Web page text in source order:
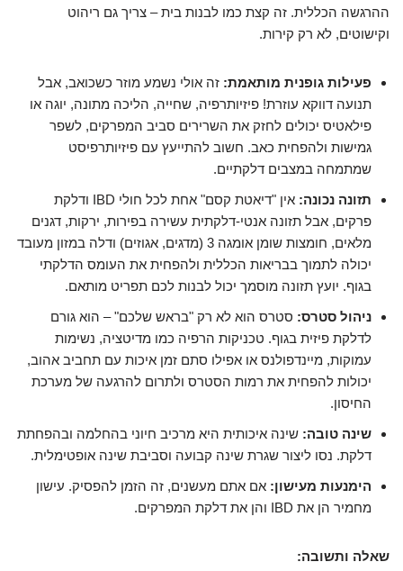
ההרגשה הכללית. זה קצת כמו לבנות בית – צריך גם ריהוט
וקישוטים, לא רק קירות.
פעילות גופנית מותאמת: זה אולי נשמע מוזר כשכואב, אבל
תנועה דווקא עוזרת! פיזיותרפיה, שחייה, הליכה מתונה, יוגה או
פילאטיס יכולים לחזק את השרירים סביב המפרקים, לשפר
גמישות ולהפחית כאב. חשוב להתייעץ עם פיזיותרפיסט
שמתמחה במצבים דלקתיים.
תזונה נכונה:
אין "דיאטת קסם" אחת לכל חולי IBD ודלקת
פרקים, אבל תזונה אנטי-דלקתית עשירה בפירות, ירקות, דגנים
מלאים, חומצות שומן אומגה 3 (מדגים, אגוזים) ודלה במזון מעובד
יכולה לתמוך בבריאות הכללית ולהפחית את העומס הדלקתי
בגוף. יועץ תזונה מוסמך יכול לבנות לכם תפריט מותאם.
ניהול סטרס: סטרס הוא לא רק "בראש שלכם" – הוא גורם
לדלקת פיזית בגוף. טכניקות הרפיה כמו מדיטציה, נשימות
עמוקות, מיינדפולנס או אפילו סתם זמן איכות עם תחביב אהוב,
יכולות להפחית את רמות הסטרס ולתרום להרגעה של מערכת
החיסון.
שינה טובה: שינה איכותית היא מרכיב חיוני בהחלמה ובהפחתת
דלקת. נסו ליצור שגרת שינה קבועה וסביבת שינה אופטימלית.
הימנעות מעישון: אם אתם מעשנים, זה הזמן להפסיק. עישון
מחמיר הן את IBD והן את דלקת המפרקים.
שאלה ותשובה: